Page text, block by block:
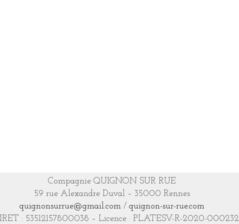
Compagnie QUIGNON SUR RUE
59 rue Alexandre Duval – 35000 Rennes
quignonsurrue@gmail.com / quignon-sur-rue.com
: 53512157800038 – Licence : PLATESV-R-2020-000232